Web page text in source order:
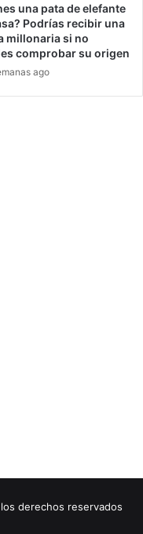
una pata de elefante
Podrías recibir una
millonaria si no
comprobar su origen
ago
derechos reservados